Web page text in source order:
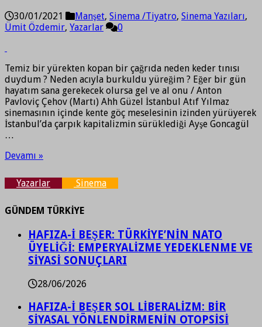
30/01/2021 Manşet, Sinema /Tiyatro, Sinema Yazıları,
Ümit Özdemir, Yazarlar 0
Temiz bir yürekten kopan bir çağrıda neden keder tınısı
duydum ? Neden acıyla burkuldu yüreğim ? Eğer bir gün
hayatım sana gerekecek olursa gel ve al onu / Anton
Pavloviç Çehov (Martı) Ahh Güzel İstanbul Atıf Yılmaz
sinemasının içinde kente göç meselesinin izinden yürüyerek
İstanbul’da çarpık kapitalizmin sürüklediği Ayşe Goncagül
…
Devamı »
Yazarlar Sinema
GÜNDEM TÜRKİYE
HAFIZA-İ BEŞER: TÜRKİYE’NİN NATO
ÜYELİĞİ: EMPERYALİZME YEDEKLENME VE
SİYASİ SONUÇLARI
28/06/2026
HAFIZA-İ BEŞER SOL LİBERALİZM: BİR
SİYASAL YÖNLENDİRMENİN OTOPSİSİ